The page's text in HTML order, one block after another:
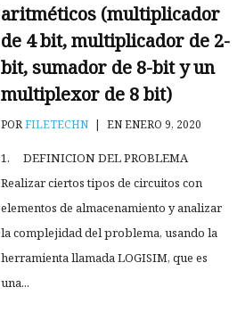
aritméticos (multiplicador
de 4 bit, multiplicador de 2-
bit, sumador de 8-bit y un
multiplexor de 8 bit)
PORFILETECHN | EN ENERO 9, 2020
1. DEFINICION DEL PROBLEMA
Realizar ciertos tipos de circuitos con
elementos de almacenamiento y analizar
la complejidad del problema, usando la
herramienta llamada LOGISIM, que es
una...